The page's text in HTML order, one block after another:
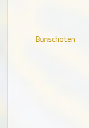
Bunschoten